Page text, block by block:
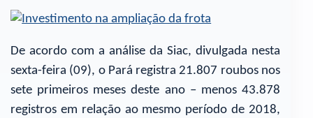
De acordo com a análise da Siac, divulgada nesta
sexta-feira (09), o Pará registra 21.807 roubos nos
sete primeiros meses deste ano – menos 43.878
registros em relação ao mesmo período de 2018,